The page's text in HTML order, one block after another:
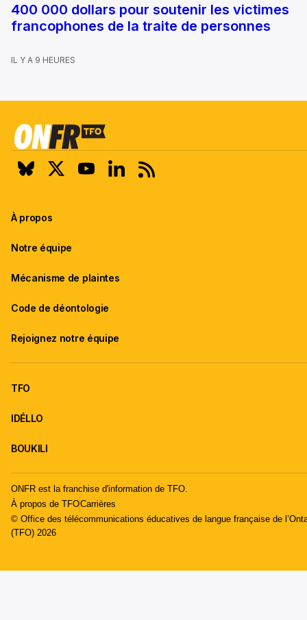
400 000 dollars pour soutenir les victimes
francophones de la traite de personnes
IL Y A 9 HEURES
À propos
Notre équipe
Mécanisme de plaintes
Code de déontologie
Rejoignez notre équipe
TFO
IDÉLLO
BOUKILI
ONFR est la franchise d'information de TFO.
À propos de TFOCarrières
© Office des télécommunications éducatives de langue française de
(TFO) 2026